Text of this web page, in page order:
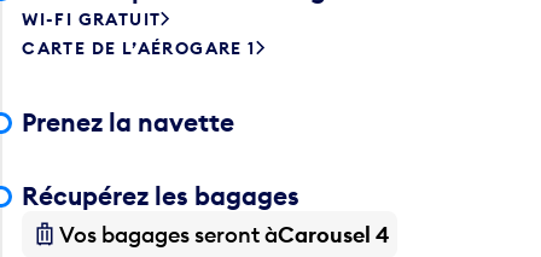
WI-FI GRATUIT
CARTE DE L’AÉROGARE 1
Prenez la navette
Récupérez les bagages
Vos bagages seront àCarousel 4